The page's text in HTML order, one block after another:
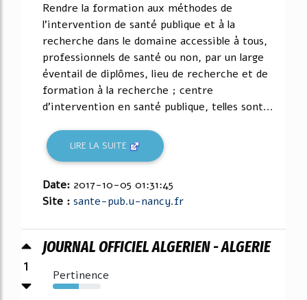
Rendre la formation aux méthodes de
l'intervention de santé publique et à la
recherche dans le domaine accessible à tous,
professionnels de santé ou non, par un large
éventail de diplômes, lieu de recherche et de
formation à la recherche ; centre
d'intervention en santé publique, telles sont...
LIRE LA SUITE
Date: 2017-10-05 01:31:45
Site : sante-pub.u-nancy.fr
1
JOURNAL OFFICIEL ALGERIEN - ALGERIE
Pertinence
54%